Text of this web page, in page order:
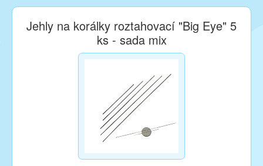
Jehly na korálky roztahovací "Big Eye" 5
ks - sada mix